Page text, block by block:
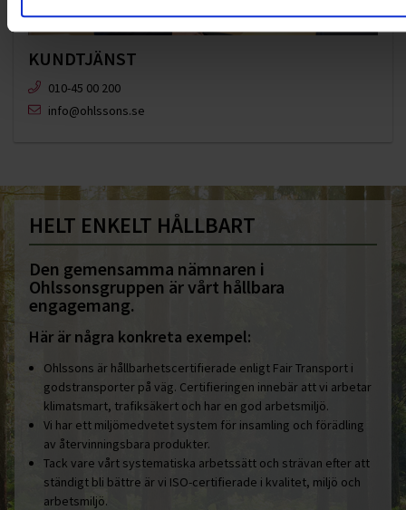
KUNDTJÄNST
010-45 00 200​
info@ohlssons.se
HELT ENKELT HÅLLBART
Den gemensamma nämnaren i
Ohlssonsgruppen är vårt hållbara
engagemang.
Här är några konkreta exempel:
Ohlssons är hållbarhetscertifierade enligt Fair Transport i
godstransporter på väg. Certifieringen innebär att vi arbetar
klimatsmart, trafiksäkert och har en god arbetsmiljö.
Vi har ett miljömedvetet system för insamling och förädling
av återvinningsbara produkter.
Tack vare vårt systematiska arbetssätt och strävan efter att
ständigt bli bättre är vi ISO-certifierade i kvalitet, miljö och
arbetsmiljö.